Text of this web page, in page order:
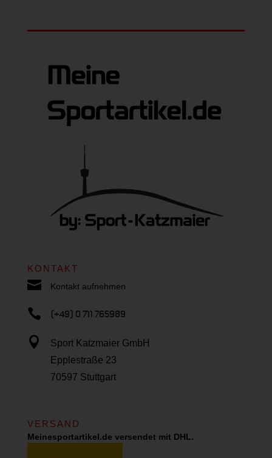
KONTAKT
 Kontakt aufnehmen
 (+49) 0 711 765989

Sport Katzmaier GmbH
Epplestraße 23
70597 Stuttgart
VERSAND
Meinesportartikel.de versendet mit DHL.